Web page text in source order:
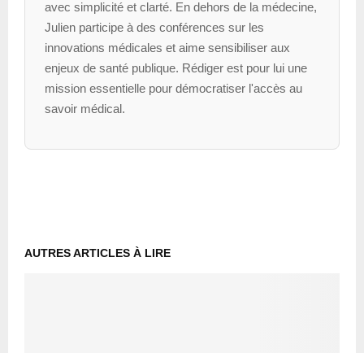
avec simplicité et clarté. En dehors de la médecine,
Julien participe à des conférences sur les
innovations médicales et aime sensibiliser aux
enjeux de santé publique. Rédiger est pour lui une
mission essentielle pour démocratiser l'accès au
savoir médical.
AUTRES ARTICLES À LIRE